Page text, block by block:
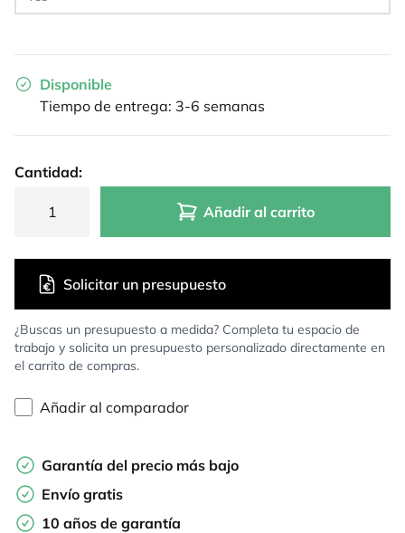
Disponible
Tiempo de entrega: 3-6 semanas
Cantidad:
Añadir al carrito
¿Buscas un presupuesto a medida? Completa tu espacio de
trabajo y solicita un presupuesto personalizado directamente en
el carrito de compras.
Solicitar un presupuesto
Añadir al comparador
Garantía del precio más bajo
Envío gratis
10 años de garantía